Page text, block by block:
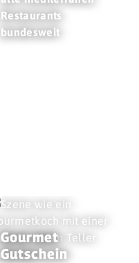
Restaurants
bundesweit
Gourmet
Gutschein